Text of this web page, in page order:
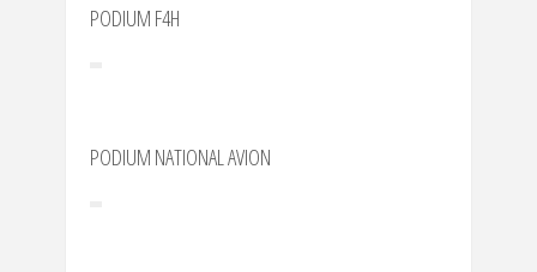
PODIUM F4H
PODIUM NATIONAL AVION